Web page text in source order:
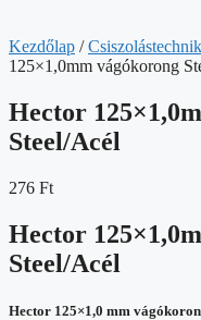
Kezdőlap /
125×1,0mm vágókorong
Hector
Steel/Acél
276 Ft
Hector
Steel/Acél
Hector 125×1,0 mm